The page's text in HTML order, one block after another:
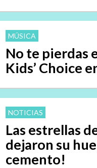
MÚSICA
No te pierdas
Kids’ Choice
NOTICIAS
Las estrellas
dejaron su
cemento!